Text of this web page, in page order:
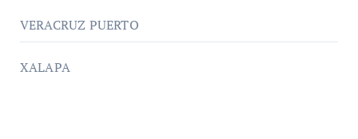
VERACRUZ PUERTO
XALAPA